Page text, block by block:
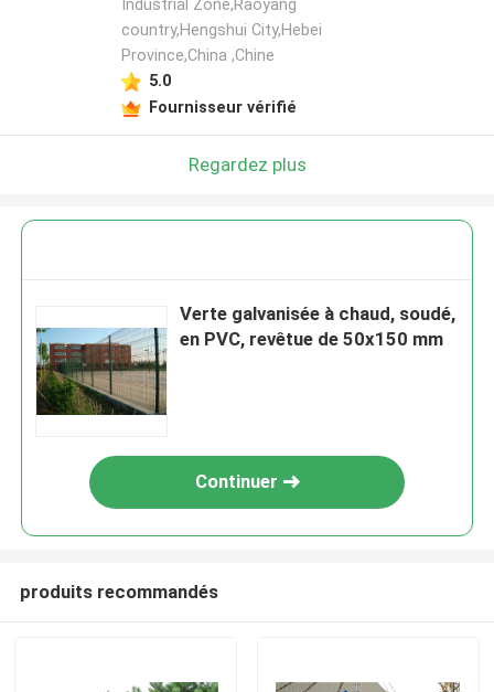
Industrial Zone,Raoyang
country,Hengshui City,Hebei
Province,China ,Chine
5.0
Fournisseur vérifié
Regardez plus
Verte galvanisée à chaud, soudé,
en PVC, revêtue de 50x150 mm
Continuer
produits recommandés